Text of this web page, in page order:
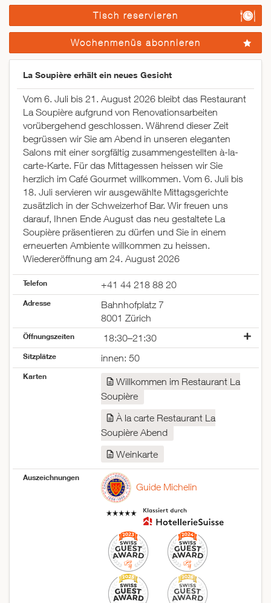
Tisch reservieren
Wochenmenüs abonnieren
La Soupière erhält ein neues Gesicht
Vom 6. Juli bis 21. August 2026 bleibt das Restaurant
La Soupière aufgrund von Renovationsarbeiten
vorübergehend geschlossen. Während dieser Zeit
begrüssen wir Sie am Abend in unseren eleganten
Salons mit einer sorgfältig zusammengestellten à-la-
carte-Karte. Für das Mittagessen heissen wir Sie
herzlich im Café Gourmet willkommen. Vom 6. Juli bis
18. Juli servieren wir ausgewählte Mittagsgerichte
zusätzlich in der Schweizerhof Bar. Wir freuen uns
darauf, Ihnen Ende August das neu gestaltete La
Soupière präsentieren zu dürfen und Sie in einem
erneuerten Ambiente willkommen zu heissen.
Wiedereröffnung am 24. August 2026
Telefon +41 44 218 88 20
Adresse
Bahnhofplatz 7
8001 Zürich
Öffnungszeiten
18:30–21:30
Montag
Mittwoch
18:30–21:30
18:30–21:30
18:30–21:30
18:30–21:30
18:30–21:30
18:30–21:30
geschlossen
Sitzplätze innen: 50
Karten
Willkommen im Restaurant La
Soupière
À la carte Restaurant La
Soupière Abend
Weinkarte
Auszeichnungen
Guide Michelin